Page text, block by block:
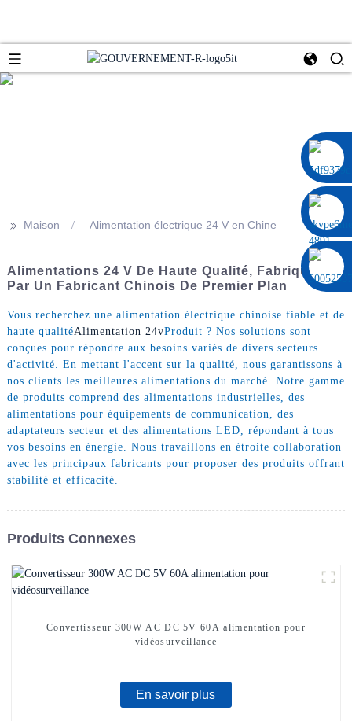
>> Maison Alimentation électrique 24 V en Chine
Alimentations 24 V De Haute Qualité, Fabriquées
Par Un Fabricant Chinois De Premier Plan
Vous recherchez une alimentation électrique chinoise fiable et de
haute qualitéAlimentation 24vProduit ? Nos solutions sont
conçues pour répondre aux besoins variés de divers secteurs
d'activité. En mettant l'accent sur la qualité, nous garantissons à
nos clients les meilleures alimentations du marché. Notre gamme
de produits comprend des alimentations industrielles, des
alimentations pour équipements de communication, des
adaptateurs secteur et des alimentations LED, répondant à tous
vos besoins en énergie. Nous travaillons en étroite collaboration
avec les principaux fabricants pour proposer des produits offrant
stabilité et efficacité.
Produits Connexes
Convertisseur 300W AC DC 5V 60A alimentation pour
vidéosurveillance
En savoir plus